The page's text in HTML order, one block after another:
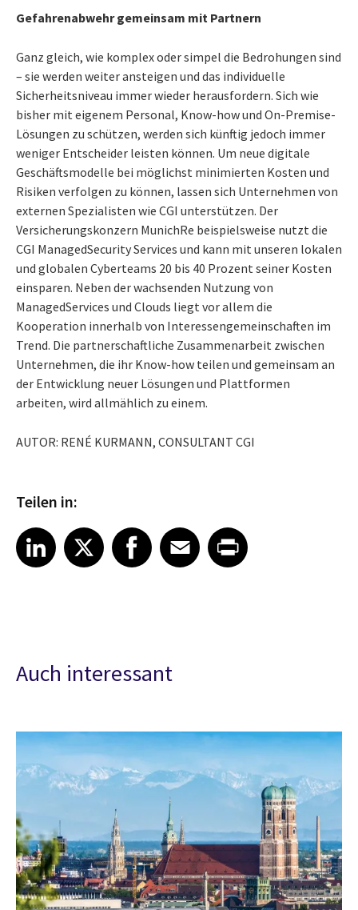
Gefahrenabwehr gemeinsam mit Partnern
Ganz gleich, wie komplex oder simpel die Bedrohungen sind
– sie werden weiter ansteigen und das individuelle
Sicherheitsniveau immer wieder herausfordern. Sich wie
bisher mit eigenem Personal, Know-how und On-Premise-
Lösungen zu schützen, werden sich künftig jedoch immer
weniger Entscheider leisten können. Um neue digitale
Geschäftsmodelle bei möglichst minimierten Kosten und
Risiken verfolgen zu können, lassen sich Unternehmen von
externen Spezialisten wie CGI unterstützen. Der
Versicherungskonzern MunichRe beispielsweise nutzt die
CGI ManagedSecurity Services und kann mit unseren lokalen
und globalen Cyberteams 20 bis 40 Prozent seiner Kosten
einsparen. Neben der wachsenden Nutzung von
ManagedServices und Clouds liegt vor allem die
Kooperation innerhalb von Interessengemeinschaften im
Trend. Die partnerschaftliche Zusammenarbeit zwischen
Unternehmen, die ihr Know-how teilen und gemeinsam an
der Entwicklung neuer Lösungen und Plattformen
arbeiten, wird allmählich zu einem.
AUTOR: RENÉ KURMANN, CONSULTANT CGI
Teilen in:
Share article on LinkedIn
LinkedIn
Share article on XShare article on Facebook
Facebook
Share article on Email
EmailShare article on Print
Auch interessant